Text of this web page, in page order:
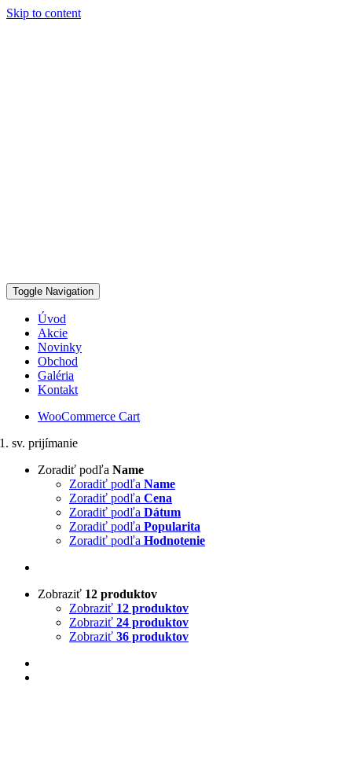
Skip to content
Toggle Navigation
Úvod
Akcie
Novinky
Obchod
Galéria
Kontakt
WooCommerce Cart
1. sv. prijímanie
Zoradiť podľa Name
Zoradiť podľa Name
Zoradiť podľa Cena
Zoradiť podľa Dátum
Zoradiť podľa Popularita
Zoradiť podľa Hodnotenie
Zobraziť 12 produktov
Zobraziť 12 produktov
Zobraziť 24 produktov
Zobraziť 36 produktov